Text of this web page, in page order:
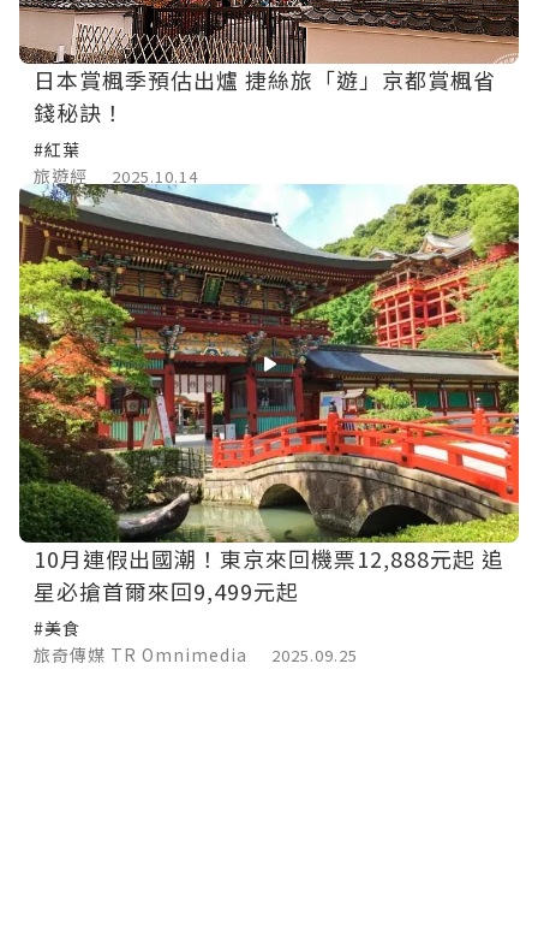
日本賞楓季預估出爐 捷絲旅「遊」京都賞楓省
錢秘訣！
#紅葉
旅遊經
2025.10.14
10月連假出國潮！東京來回機票12,888元起 追
星必搶首爾來回9,499元起
#美食
旅奇傳媒 TR Omnimedia
2025.09.25